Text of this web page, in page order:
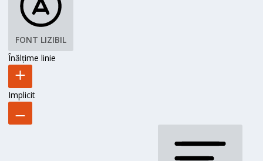
FONT LIZIBIL
Înălțime linie
Implicit